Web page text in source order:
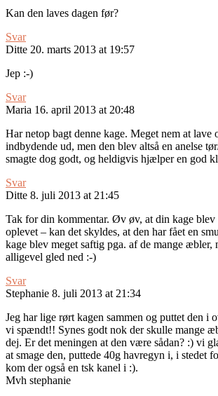
Kan den laves dagen før?
Svar
Ditte 20. marts 2013 at 19:57
Jep :-)
Svar
Maria 16. april 2013 at 20:48
Har netop bagt denne kage. Meget nem at lave
indbydende ud, men den blev altså en anelse
smagte dog godt, og heldigvis hjælper en god
Svar
Ditte 8. juli 2013 at 21:45
Tak for din kommentar. Øv øv, at din kage
oplevet – kan det skyldes, at den har fået en
kage blev meget saftig pga. af de mange æbler,
alligevel gled ned :-)
Svar
Stephanie 8. juli 2013 at 21:34
Jeg har lige rørt kagen sammen og puttet den i
vi spændt!! Synes godt nok der skulle mange
dej. Er det meningen at den være sådan? :) vi
at smage den, puttede 40g havregyn i, i stedet
kom der også en tsk kanel i :).
Mvh stephanie